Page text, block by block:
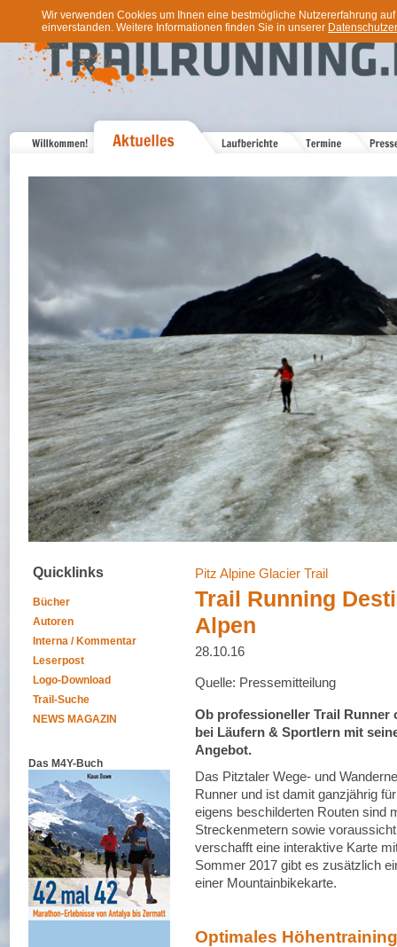
Wir verwenden Cookies um Ihnen eine bestmögliche Nutzererfahrung
einverstanden. Weitere Informationen finden Sie in unserer
Quicklinks
Bücher
Autoren
Interna / Kommentar
Leserpost
Logo-Download
Trail-Suche
NEWS MAGAZIN
Das M4Y-Buch
Pitz Alpine Glacier Trail
Trail Running
Alpen
28.10.16
Quelle: Pressemitteilung
Ob professioneller Trail Runner
bei Läufern & Sportlern mit
Angebot.
Das Pitztaler Wege- und
Runner und ist damit ganzjährig
eigens beschilderten Routen sind
Streckenmetern sowie
verschafft eine interaktive Karte
Sommer 2017 gibt es zusätzlich
einer Mountainbikekarte.
Optimales Höhentraining